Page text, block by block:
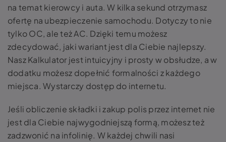
na temat kierowcy i auta. W kilka sekund otrzymasz
ofertę na ubezpieczenie samochodu. Dotyczy to nie
tylko OC, ale też AC. Dzięki temu możesz
zdecydować, jaki wariant jest dla Ciebie najlepszy.
Nasz Kalkulator jest intuicyjny i prosty w obsłudze, a w
dodatku możesz dopełnić formalności z każdego
miejsca. Wystarczy dostęp do internetu.
Jeśli obliczenie składki i zakup polis przez internet nie
jest dla Ciebie najwygodniejszą formą, możesz też
zadzwonić na infolinię. W każdej chwili nasi